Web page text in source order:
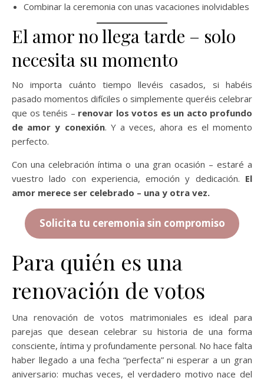
Combinar la ceremonia con unas vacaciones inolvidables
El amor no llega tarde – solo
necesita su momento
No importa cuánto tiempo llevéis casados, si habéis
pasado momentos difíciles o simplemente queréis celebrar
que os tenéis – renovar los votos es un acto profundo
de amor y conexión. Y a veces, ahora es el momento
perfecto.
Con una celebración íntima o una gran ocasión – estaré a
vuestro lado con experiencia, emoción y dedicación. El
amor merece ser celebrado – una y otra vez.
Solicita tu ceremonia sin compromiso
Para quién es una
renovación de votos
Una renovación de votos matrimoniales es ideal para
parejas que desean celebrar su historia de una forma
consciente, íntima y profundamente personal. No hace falta
haber llegado a una fecha “perfecta” ni esperar a un gran
aniversario: muchas veces, el verdadero motivo nace del